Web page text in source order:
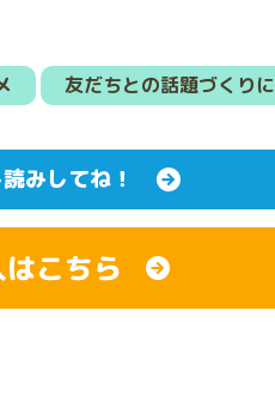
友だちとの話題づくりに
みしてね！
こちら